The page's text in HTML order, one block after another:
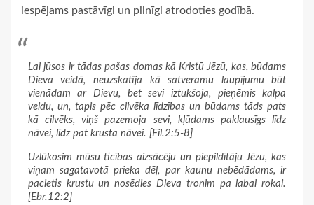
iespējams pastāvīgi un pilnīgi atrodoties godībā.
Lai jūsos ir tādas pašas domas kā Kristū Jēzū, kas, būdams
Dieva veidā, neuzskatīja kā satveramu laupījumu būt
vienādam ar Dievu, bet sevi iztukšoja, pieņēmis kalpa
veidu, un, tapis pēc cilvēka līdzības un būdams tāds pats
kā cilvēks, viņš pazemoja sevi, kļūdams paklausīgs līdz
nāvei, līdz pat krusta nāvei. [Fil.2:5-8]
Uzlūkosim mūsu ticības aizsācēju un piepildītāju Jēzu, kas
viņam sagatavotā prieka dēļ, par kaunu nebēdādams, ir
pacietis krustu un nosēdies Dieva tronim pa labai rokai.
[Ebr.12:2]